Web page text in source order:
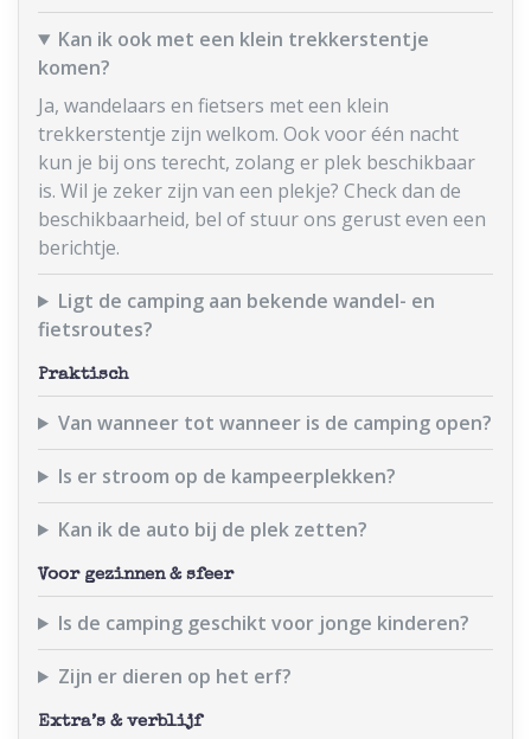
Kan ik ook met een klein trekkerstentje
komen?
Ja, wandelaars en fietsers met een klein
trekkerstentje zijn welkom. Ook voor één nacht
kun je bij ons terecht, zolang er plek beschikbaar
is. Wil je zeker zijn van een plekje? Check dan de
beschikbaarheid, bel of stuur ons gerust even een
berichtje.
Ligt de camping aan bekende wandel- en
fietsroutes?
Praktisch
Van wanneer tot wanneer is de camping open?
Is er stroom op de kampeerplekken?
Kan ik de auto bij de plek zetten?
Voor gezinnen & sfeer
Is de camping geschikt voor jonge kinderen?
Zijn er dieren op het erf?
Extra’s & verblijf